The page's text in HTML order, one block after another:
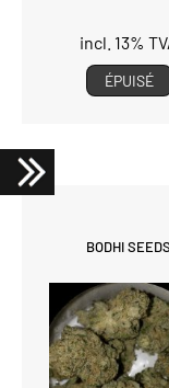
incl. 13%
ÉPUISÉ
BODHI SEEDS